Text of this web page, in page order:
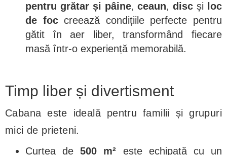
pentru grătar și pâine,ceaun,disc și
loc
de foccreează condițiile perfecte pentru
gătit în aer liber, transformând fiecare
masă într-o experiență memorabilă.
Timp liber și divertisment
Cabana este ideală pentru familii și grupuri
mici de prieteni.
Curtea de500 m² este echipată cu un